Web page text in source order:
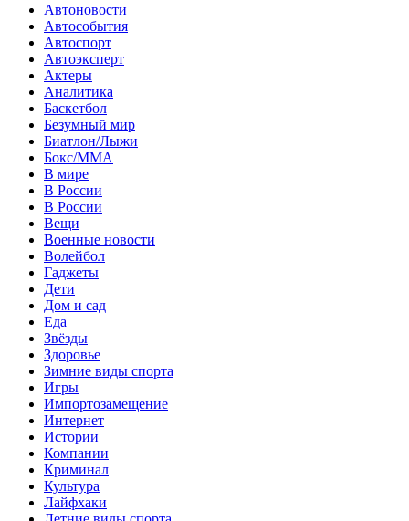
Автоновости
Автособытия
Автоспорт
Автоэксперт
Актеры
Аналитика
Баскетбол
Безумный мир
Биатлон/Лыжи
Бокс/MMA
В мире
В России
В России
Вещи
Военные новости
Волейбол
Гаджеты
Дети
Дом и сад
Еда
Звёзды
Здоровье
Зимние виды спорта
Игры
Импортозамещение
Интернет
Истории
Компании
Криминал
Культура
Лайфхаки